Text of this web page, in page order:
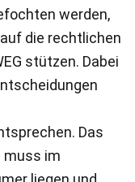
werden,
die rechtlichen
stützen. Dabei
Das
muss im